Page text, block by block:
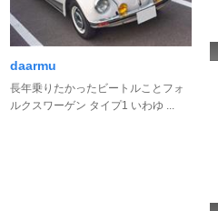
daarmu
長年乗りたかったビートルことフォ
ルクスワーゲン タイプ1 いわゆ ...